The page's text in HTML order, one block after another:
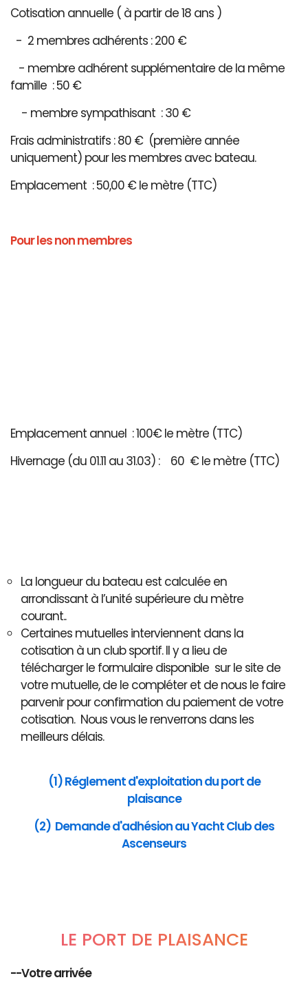
Cotisation annuelle ( à partir de 18 ans )
- 2 membres adhérents : 200 €
- membre adhérent supplémentaire de la même
famille : 50 €
- membre sympathisant : 30 €
Frais administratifs : 80 € (première année
uniquement) pour les membres avec bateau.
Emplacement : 50,00 € le mètre (TTC)
Pour les non membres
Emplacement annuel : 100€ le mètre (TTC)
Hivernage (du 01.11 au 31.03) : 60 € le mètre (TTC)
La longueur du bateau est calculée en
arrondissant à l’unité supérieure du mètre
courant..
Certaines mutuelles interviennent dans la
cotisation à un club sportif. Il y a lieu de
télécharger le formulaire disponible sur le site de
votre mutuelle, de le compléter et de nous le faire
parvenir pour confirmation du paiement de votre
cotisation. Nous vous le renverrons dans les
meilleurs délais.
(1) Réglement d'exploitation du port de
plaisance
(2) Demande d'adhésion au Yacht Club des
Ascenseurs
LE PORT DE PLAISANCE
--Votre arrivée